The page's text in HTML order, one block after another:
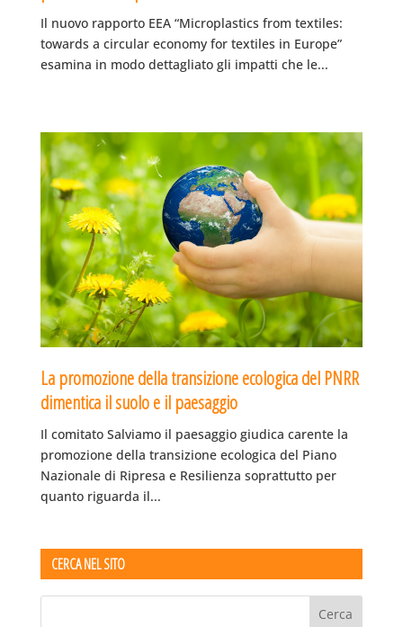
Il nuovo rapporto EEA “Microplastics from textiles:
towards a circular economy for textiles in Europe”
esamina in modo dettagliato gli impatti che le...
La promozione della transizione ecologica del PNRR
dimentica il suolo e il paesaggio
Il comitato Salviamo il paesaggio giudica carente la
promozione della transizione ecologica del Piano
Nazionale di Ripresa e Resilienza soprattutto per
quanto riguarda il...
CERCA NEL SITO